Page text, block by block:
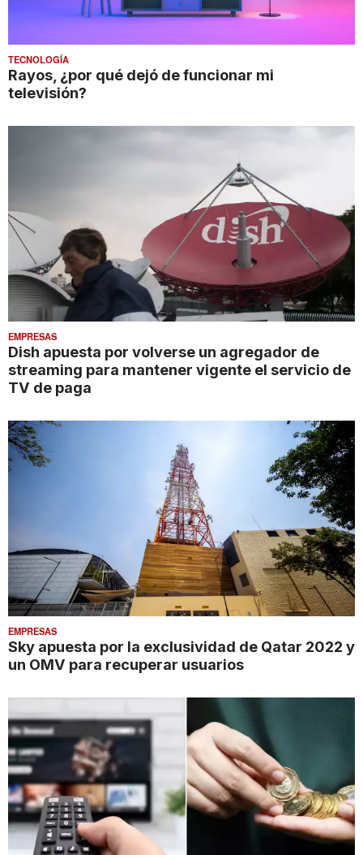
TECNOLOGÍA
Rayos, ¿por qué dejó de funcionar mi
televisión?
EMPRESAS
Dish apuesta por volverse un agregador de
streaming para mantener vigente el servicio de
TV de paga
EMPRESAS
Sky apuesta por la exclusividad de Qatar 2022 y
un OMV para recuperar usuarios